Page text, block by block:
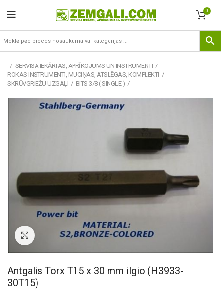
0
SERVISA IEKĀRTAS, APRĪKOJUMS UN INSTRUMENTI
ROKAS INSTRUMENTI, MUCIŅAS, ATSLĒGAS, KOMPLEKTI
SKRŪVGRIEŽU UZGAĻI
BITS 3/8 ( SINGLE )
Pietuvināt
Antgalis Torx T15 x 30 mm ilgio (H3933-
30T15)